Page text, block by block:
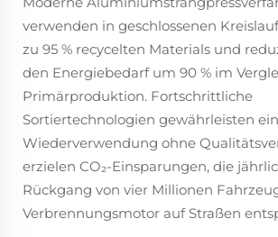
verwenden in geschlossenen
zu 95 % recycelten Materials und
den Energiebedarf um 90 % im
Primärproduktion. Fortschrittliche
Sortiertechnologien gewährleisten
Wiederverwendung ohne
erzielen CO₂-Einsparungen, die
Rückgang von vier Millionen
Verbrennungsmotor auf Straßen